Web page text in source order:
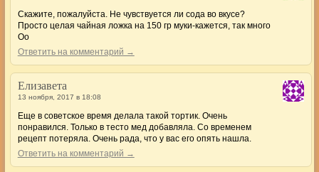
Скажите, пожалуйста. Не чувствуется ли сода во вкусе?
Просто целая чайная ложка на 150 гр муки-кажется, так много
Оо
Ответить на комментарий →
Елизавета
13 ноября, 2017 в 18:08
Еще в советское время делала такой тортик. Очень
понравился. Только в тесто мед добавляла. Со временем
рецепт потеряла. Очень рада, что у вас его опять нашла.
Ответить на комментарий →